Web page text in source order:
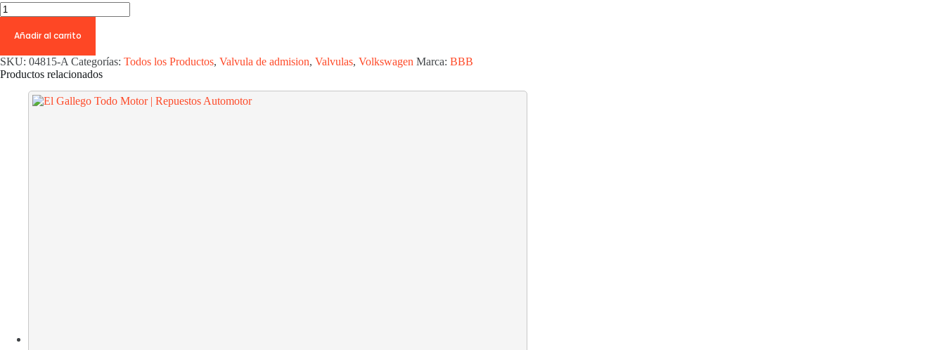
Valvulas
de
Admision
VW
GACEL
1,8
(98,6X37,9X7,96)
Añadir al carrito
SKU: 04815-A Categorías: Todos los Productos, Valvula de admision, Valvulas, Volkswagen Marca: BBB
Productos relacionados